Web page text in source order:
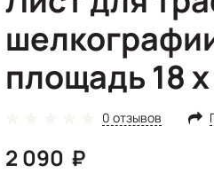
площадь 18
0 отзывов
2 090